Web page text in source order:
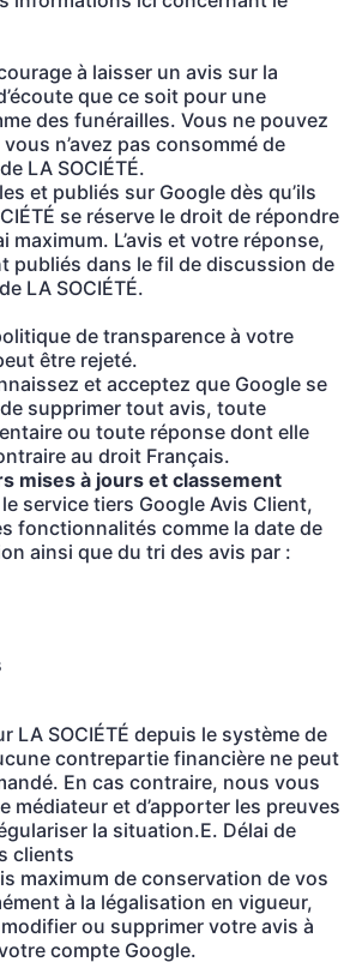
à laisser un avis sur la
que ce soit pour une
des funérailles. Vous ne pouvez
n’avez pas consommé de
LA SOCIÉTÉ.
et publiés sur Google dès qu’ils
se réserve le droit de répondre
maximum. L’avis et votre réponse,
publiés dans le fil de discussion de
LA SOCIÉTÉ.
de transparence à votre
être rejeté.
et acceptez que Google se
supprimer tout avis, toute
ou toute réponse dont elle
au droit Français.
mises à jours et classement
service tiers Google Avis Client,
fonctionnalités comme la date de
ainsi que du tri des avis par :
LA SOCIÉTÉ depuis le système de
contrepartie financière ne peut
En cas contraire, nous vous
médiateur et d’apporter les preuves
la situation.E. Délai de
clients
maximum de conservation de vos
à la légalisation en vigueur,
ou supprimer votre avis à
compte Google.